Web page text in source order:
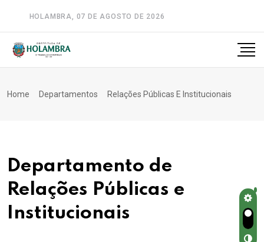
HOLAMBRA, 07 DE AGOSTO DE 2026
Home Departamentos Relações Públicas E Institucionais
Departamento de
Relações Públicas e
Institucionais